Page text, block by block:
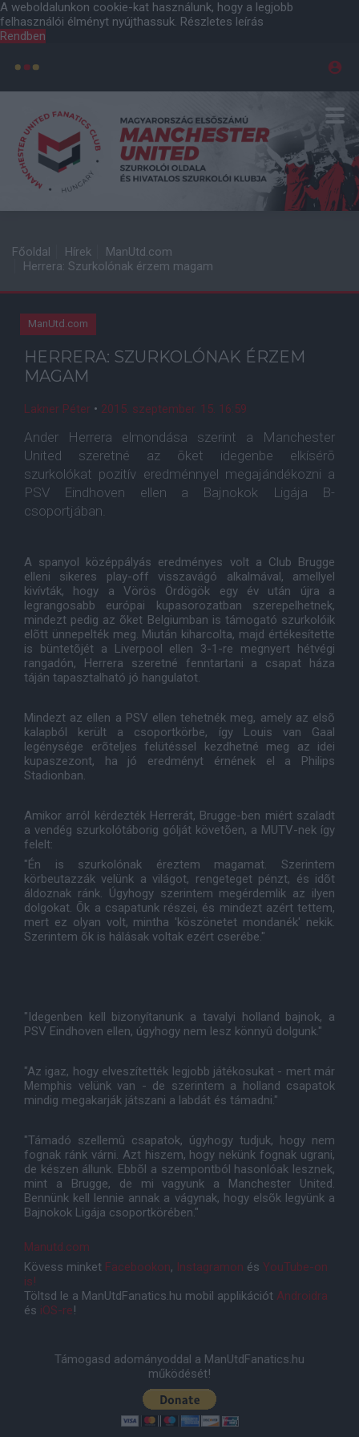
A weboldalunkon cookie-kat használunk, hogy a legjobb
felhasználói élményt nyújthassuk. Részletes leírás
Rendben
Főoldal Hírek
ManUtd.com
Herrera: Szurkolónak érzem magam
ManUtd.com
HERRERA: SZURKOLÓNAK ÉRZEM
MAGAM
Lakner Péter • 2015. szeptember. 15. 16:59
Ander Herrera elmondása szerint a Manchester
United szeretné az õket idegenbe elkísérõ
szurkolókat pozitív eredménnyel megajándékozni a
PSV Eindhoven ellen a Bajnokok Ligája B-
csoportjában.
A spanyol középpályás eredményes volt a Club Brugge
elleni sikeres play-off visszavágó alkalmával, amellyel
kivívták, hogy a Vörös Ördögök egy év után újra a
legrangosabb európai kupasorozatban szerepelhetnek,
mindezt pedig az õket Belgiumban is támogató szurkolóik
elõtt ünnepelték meg. Miután kiharcolta, majd értékesítette
is büntetõjét a Liverpool ellen 3-1-re megnyert hétvégi
rangadón, Herrera szeretné fenntartani a csapat háza
táján tapasztalható jó hangulatot.
Mindezt az ellen a PSV ellen tehetnék meg, amely az elsõ
kalapból került a csoportkörbe, így Louis van Gaal
legénysége erõteljes felütéssel kezdhetné meg az idei
kupaszezont, ha jó eredményt érnének el a Philips
Stadionban.
Amikor arról kérdezték Herrerát, Brugge-ben miért szaladt
a vendég szurkolótáborig gólját követõen, a MUTV-nek így
felelt:
"Én is szurkolónak éreztem magamat. Szerintem
körbeutazzák velünk a világot, rengeteget pénzt, és idõt
áldoznak ránk. Úgyhogy szerintem megérdemlik az ilyen
dolgokat. Õk a csapatunk részei, és mindezt azért tettem,
mert ez olyan volt, mintha 'köszönetet mondanék' nekik.
Szerintem õk is hálásak voltak ezért cserébe."
"Idegenben kell bizonyítanunk a tavalyi holland bajnok, a
PSV Eindhoven ellen, úgyhogy nem lesz könnyû dolgunk."
"Az igaz, hogy elveszítették legjobb játékosukat - mert már
Memphis velünk van - de szerintem a holland csapatok
mindig megakarják játszani a labdát és támadni."
"Támadó szellemû csapatok, úgyhogy tudjuk, hogy nem
fognak ránk várni. Azt hiszem, hogy nekünk fognak ugrani,
de készen állunk. Ebbõl a szempontból hasonlóak lesznek,
mint a Brugge, de mi vagyunk a Manchester United.
Bennünk kell lennie annak a vágynak, hogy elsõk legyünk a
Bajnokok Ligája csoportkörében."
Manutd.com
Kövess minket Facebookon, Instagramon és YouTube-on
is!
Töltsd le a ManUtdFanatics.hu mobil applikációt Androidra
és iOS-re!
Támogasd adományoddal a ManUtdFanatics.hu
működését!